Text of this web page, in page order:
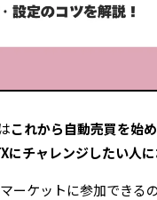
た透明性の高い情報発信
護を最優先とした徹底的なリ
これから自動売買を始
にチャレンジしたい人
ーケットに参加できる